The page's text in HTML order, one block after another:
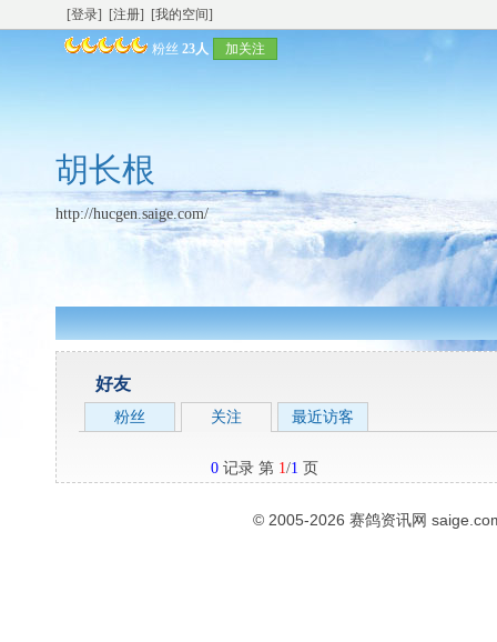
[登录] [注册] [我的空间]
粉丝 23人 加关注
胡长根
http://hucgen.saige.com/
好友
粉丝 关注 最近访客
0 记录 第 1/1 页
© 2005-2026 赛鸽资讯网